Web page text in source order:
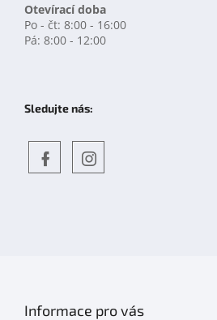
Otevírací doba
Po - čt: 8:00 - 16:00
Pá: 8:00 - 12:00
Sledujte nás:
Informace pro vás